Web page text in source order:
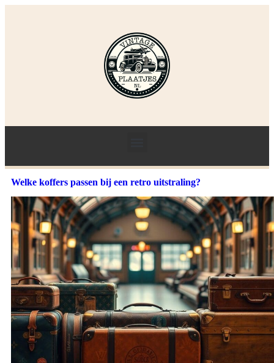
Welke koffers passen bij een retro uitstraling?